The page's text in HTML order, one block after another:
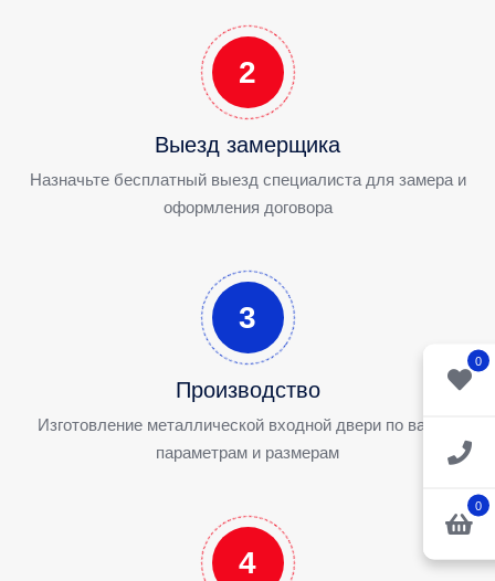
0
0
2
Выезд замерщика
Назначьте бесплатный выезд специалиста для замера и
оформления договора
3
Производство
Изготовление металлической входной двери по вашим
параметрам и размерам
4